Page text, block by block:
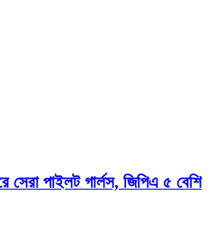
সেরা পাইলট গার্লস, জিপিএ ৫ বেশি